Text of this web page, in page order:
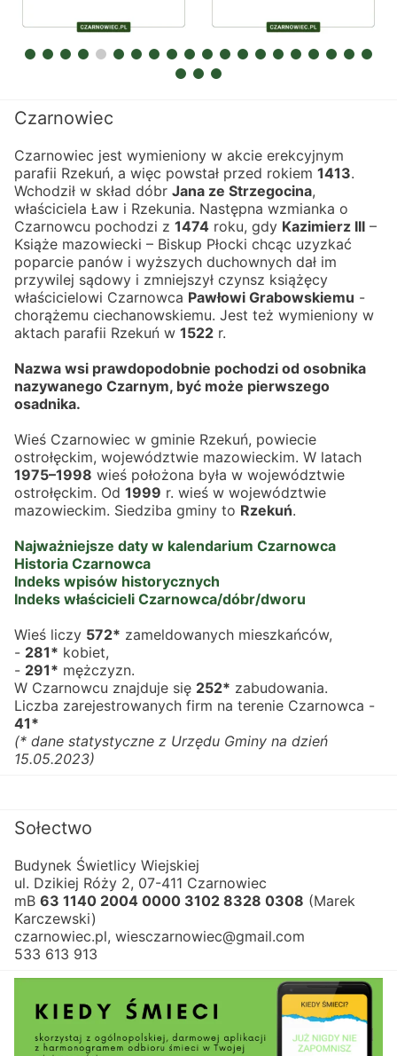
Czarnowiec
Czarnowiec jest wymieniony w akcie erekcyjnym
parafii Rzekuń, a więc powstał przed rokiem 1413.
Wchodził w skład dóbr Jana ze Strzegocina,
właściciela Ław i Rzekunia. Następna wzmianka o
Czarnowcu pochodzi z 1474 roku, gdy Kazimierz III –
Książe mazowiecki – Biskup Płocki chcąc uzyzkać
poparcie panów i wyższych duchownych dał im
przywilej sądowy i zmniejszył czynsz książęcy
właścicielowi Czarnowca Pawłowi Grabowskiemu -
chorążemu ciechanowskiemu. Jest też wymieniony w
aktach parafii Rzekuń w 1522 r.
Nazwa wsi prawdopodobnie pochodzi od osobnika
nazywanego Czarnym, być może pierwszego
osadnika.
Wieś Czarnowiec w gminie Rzekuń, powiecie
1975–1998 wieś położona była w województwie
ostrołęckim. Od 1999 r. wieś w województwie
mazowieckim. Siedziba gminy to Rzekuń.
Najważniejsze daty w kalendarium Czarnowca
Historia Czarnowca
Indeks wpisów historycznych
Indeks właścicieli Czarnowca/dóbr/dworu
Wieś liczy 572* zameldowanych mieszkańców,
- 281* kobiet,
- 291* mężczyzn.
W Czarnowcu znajduje się 252* zabudowania.
41*
(* dane statystyczne z Urzędu Gminy na dzień
15.05.2023)
Sołectwo
Budynek Świetlicy Wiejskiej
ul. Dzikiej Róży 2, 07-411 Czarnowiec
mB 63 1140 2004 0000 3102 8328 0308 (Marek
Karczewski)
czarnowiec.pl, wiesczarnowiec@gmail.com
533 613 913